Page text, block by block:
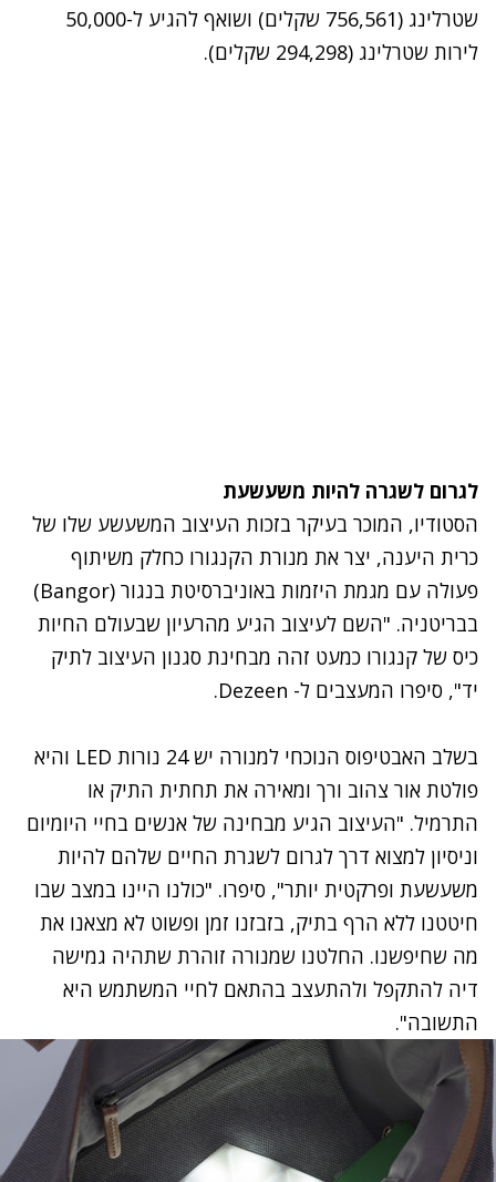
שטרלינג (756,561 שקלים) ושואף להגיע ל-50,000
לירות שטרלינג (294,298 שקלים).
לגרום לשגרה להיות משעשעת
הסטודיו, המוכר בעיקר בזכות העיצוב המשעשע שלו של
כרית היענה, יצר את מנורת הקנגורו כחלק משיתוף
פעולה עם מגמת היזמות באוניברסיטת בנגור (Bangor)
בבריטניה. "השם לעיצוב הגיע מהרעיון שבעולם החיות
כיס של קנגורו כמעט זהה מבחינת סגנון העיצוב לתיק
יד", סיפרו המעצבים ל- Dezeen.
בשלב האבטיפוס הנוכחי למנורה יש 24 נורות LED והיא
פולטת אור צהוב ורך ומאירה את תחתית התיק או
התרמיל. "העיצוב הגיע מבחינה של אנשים בחיי היומיום
וניסיון למצוא דרך לגרום לשגרת החיים שלהם להיות
משעשעת ופרקטית יותר", סיפרו. "כולנו היינו במצב שבו
חיטטנו ללא הרף בתיק, בזבזנו זמן ופשוט לא מצאנו את
מה שחיפשנו. החלטנו שמנורה זוהרת שתהיה גמישה
דיה להתקפל ולהתעצב בהתאם לחיי המשתמש היא
התשובה".